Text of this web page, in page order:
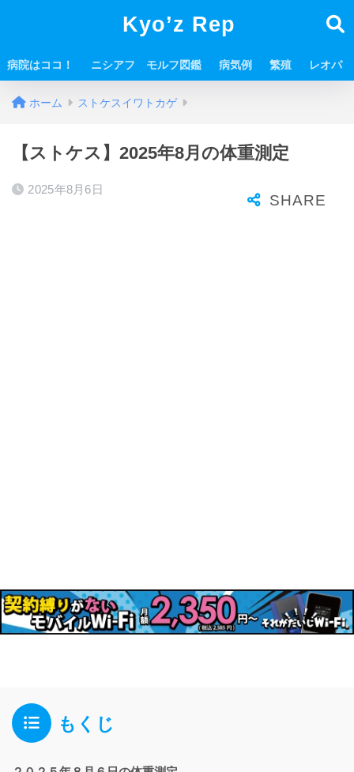
Kyo’z Rep
病院はココ！ ニシアフ モルフ図鑑 病気例 繁殖 レオパ
ホーム ストケスイワトカゲ
【ストケス】2025年8月の体重測定
2025年8月6日
もくじ